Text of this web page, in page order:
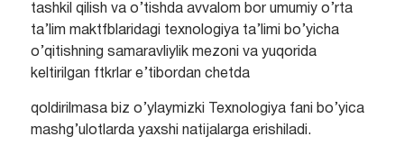
tashkil qilish va o’tishda avvalom bor umumiy o’rta
ta’lim maktfblaridagi texnologiya ta’limi bo’yicha
o’qitishning samaravliylik mezoni va yuqorida
keltirilgan ftkrlar e’tibordan chetda
qoldirilmasa biz o’ylaymizki Texnologiya fani bo’yica
mashg’ulotlarda yaxshi natijalarga erishiladi.